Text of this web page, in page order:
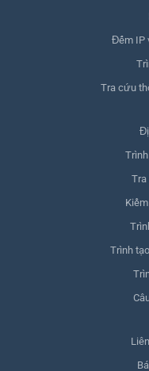
Đếm IP
Tra cứu
Tra
Trình